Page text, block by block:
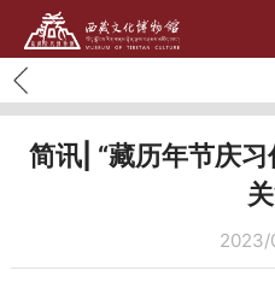
简讯| “藏历年节庆
2023/